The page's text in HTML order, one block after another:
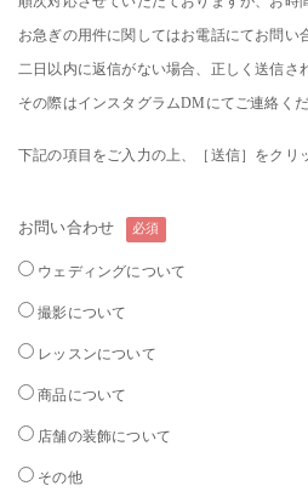
お急ぎの用件に関してはお電話にてお問い
二日以内に返信がない場合、正しく送信さ
その際はインスタグラムDMにてご連絡くだ
下記の項目をご入力の上、［送信］をクリ
お問い合わせ 必須
ウェディングについて
撮影について
レッスンについて
商品について
店舗の装飾について
その他